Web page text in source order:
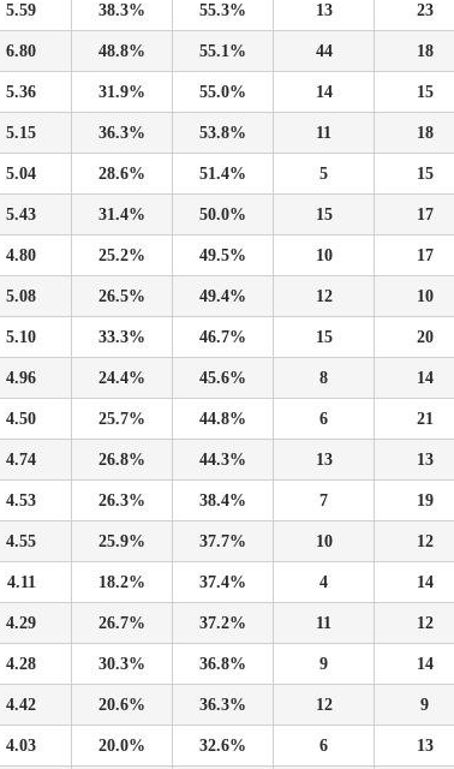
5.59 38.3% 55.3% 13 23
6.80 48.8% 55.1% 44 18
5.36 31.9% 55.0% 14 15
5.15 36.3% 53.8% 11 18
5.04 28.6% 51.4% 5 15
5.43 31.4% 50.0% 15 17
4.80 25.2% 49.5% 10 17
5.08 26.5% 49.4% 12 10
5.10 33.3% 46.7% 15 20
4.96 24.4% 45.6% 8 14
4.50 25.7% 44.8% 6 21
4.74 26.8% 44.3% 13 13
4.53 26.3% 38.4% 7 19
4.55 25.9% 37.7% 10 12
4.11 18.2% 37.4% 4 14
4.29 26.7% 37.2% 11 12
4.28 30.3% 36.8% 9 14
4.42 20.6% 36.3% 12 9
4.03 20.0% 32.6% 6 13